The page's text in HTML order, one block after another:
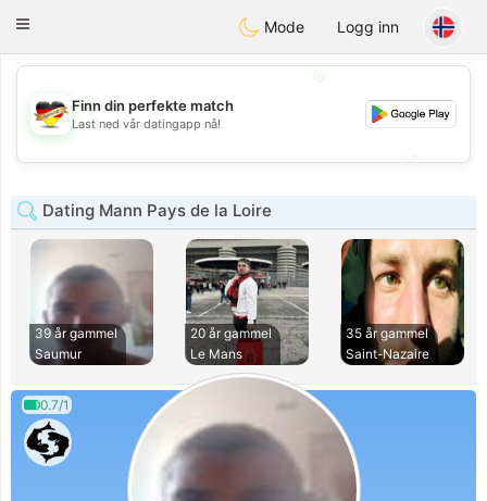
Deutsch Dating
Toggle
Mode Logg inn
💖
💕
Finn din perfekte match
Last ned vår datingapp nå!
Dating Mann Pays de la Loire
39 år gammel
Saumur
20 år gammel
Le Mans
35 år gammel
Saint-Nazaire
0.7/1